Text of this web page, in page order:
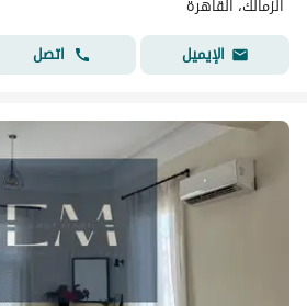
الزمالك، القاهرة
الإيميل
اتصل